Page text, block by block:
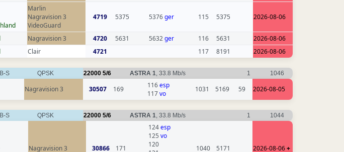
Marlin
Nagravision 3
VideoGuard
4719 5375 5376ger 115 5375 2026-08-06
Nagravision 3 4720 5631 5632ger 116 5631
2026-08-06
Clair 4721 117 8191 2026-08-06
S QPSK 22000 5/6 ASTRA 1 , 33.8 Mb/s 1 1046
Nagravision 3 30507 169 116esp
117vo
1031 5169 59 2026-08-05
S QPSK 22000 5/6 ASTRA 1 , 33.8 Mb/s 1 1044
Nagravision 3 30866 171
124esp
125 vo
120
1040 5171 2026-08-06+